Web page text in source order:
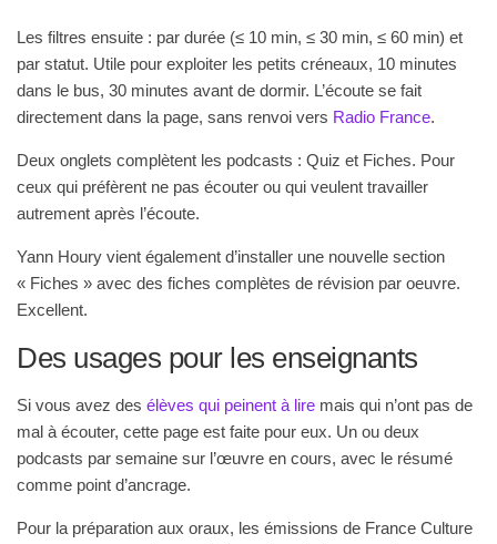
Les filtres ensuite : par durée (≤ 10 min, ≤ 30 min, ≤ 60 min) et
par statut. Utile pour exploiter les petits créneaux, 10 minutes
dans le bus, 30 minutes avant de dormir. L’écoute se fait
directement dans la page, sans renvoi vers Radio France.
Deux onglets complètent les podcasts : Quiz et Fiches. Pour
ceux qui préfèrent ne pas écouter ou qui veulent travailler
autrement après l’écoute.
Yann Houry vient également d’installer une nouvelle section
« Fiches » avec des fiches complètes de révision par oeuvre.
Excellent.
Des usages pour les enseignants
Si vous avez des élèves qui peinent à lire mais qui n’ont pas de
mal à écouter, cette page est faite pour eux. Un ou deux
podcasts par semaine sur l’œuvre en cours, avec le résumé
comme point d’ancrage.
Pour la préparation aux oraux, les émissions de France Culture